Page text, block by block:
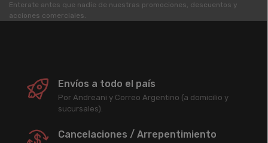
Enterate antes que nadie de nuestras promociones, descuentos y
acciones comerciales.
Envíos a todo el país
Por Andreani y Correo Argentino (a domicilio y
sucursales).
Cancelaciones / Arrepentimiento